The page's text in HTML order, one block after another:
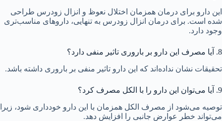
این دارو برای درمان همزمان اختلال نعوظ و انزال زودرس طراحی
شده است. برای درمان انزال زودرس به تنهایی، داروهای مناسب‌تری
وجود دارد.
8. آیا مصرف این دارو بر باروری تاثیر منفی دارد؟
تحقیقات نشان نداده‌اند که این دارو تاثیر منفی بر باروری داشته باشد.
9. آیا می‌توان این دارو را با الکل مصرف کرد؟
توصیه می‌شود از مصرف الکل همزمان با این دارو خودداری شود، زیرا
می‌تواند خطر عوارض جانبی را افزایش دهد.